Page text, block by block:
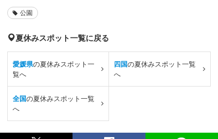
公園
夏休みスポット一覧に戻る
愛媛県の夏休みスポット一
覧へ
四国の夏休みスポット一覧
へ
全国の夏休みスポット一覧
へ